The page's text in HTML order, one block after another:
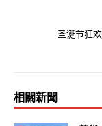
圣诞节狂
相關新聞